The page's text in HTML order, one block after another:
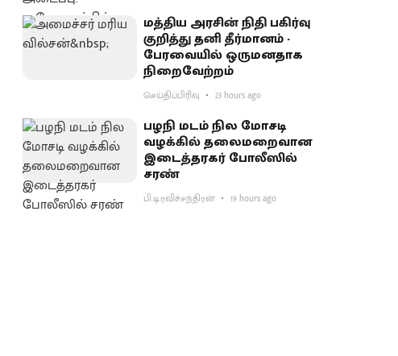
மத்திய அரசின் நிதி பகிர்வு
குறித்து தனி தீர்மானம் -
பேரவையில் ஒருமனதாக
நிறைவேற்றம்
செய்திப்பிரிவு 23 hours ago
பழநி மடம் நில மோசடி
வழக்கில் தலைமறைவான
இடைத்தரகர் போலீஸில்
சரண்
பி.டி.ரவிச்சந்திரன் 19 hours ago